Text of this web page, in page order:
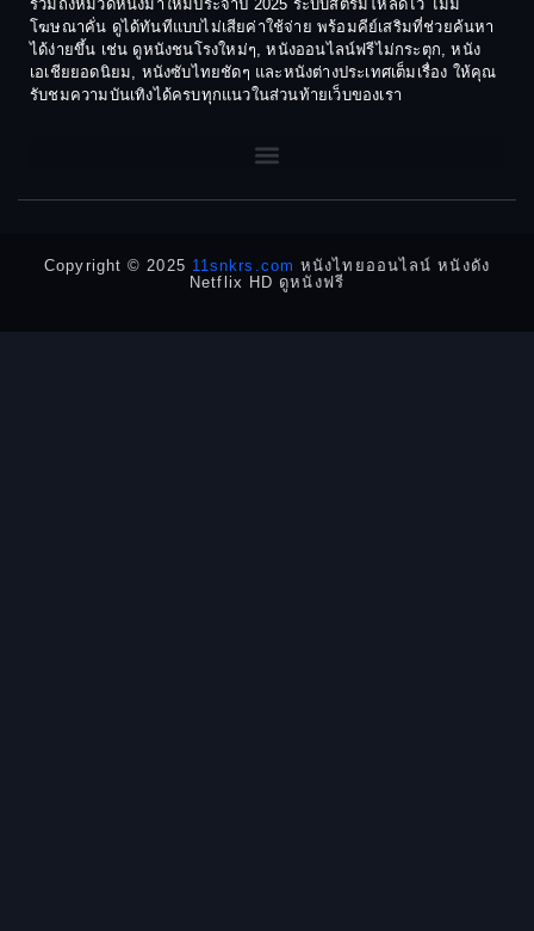
Dance เต้น
Dark Comedy ตลกร้าย
DC
Detective สืบสวน
1972
1971
1970
1969
1968
1964
รวมถึงหมวดหนังมาใหม่ประจำปี 2025 ระบบสตรีมโหลดไว ไม่มี
โฆษณาคั่น ดูได้ทันทีแบบไม่เสียค่าใช้จ่าย พร้อมคีย์เสริมที่ช่วยค้นหา
ได้ง่ายขึ้น เช่น ดูหนังชนโรงใหม่ๆ, หนังออนไลน์ฟรีไม่กระตุก, หนัง
เอเชียยอดนิยม, หนังซับไทยชัดๆ และหนังต่างประเทศเต็มเรื่อง ให้คุณ
รับชมความบันเทิงได้ครบทุกแนวในส่วนท้ายเว็บของเรา
Copyright © 2025 11snkrs.com หนังไทยออนไลน์ หนังดัง
Netflix HD ดูหนังฟรี